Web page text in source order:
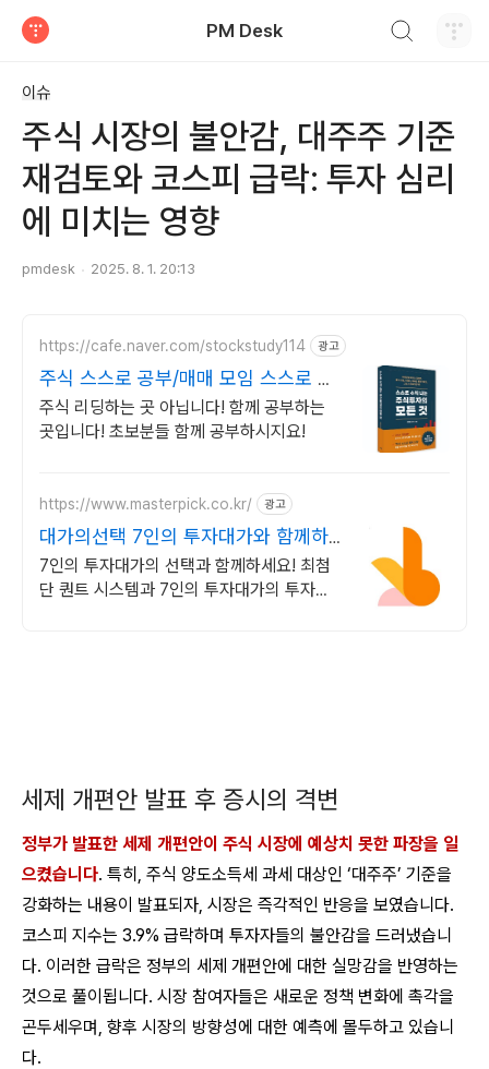
PM Desk
이슈
주식 시장의 불안감, 대주주 기준
재검토와 코스피 급락: 투자 심리
에 미치는 영향
pmdesk 2025. 8. 1. 20:13
https://cafe.naver.com/stockstudy114 광고
주식 스스로 공부/매매 모임 스스로 공
부법을 배웁니다 !
주식 리딩하는 곳 아닙니다! 함께 공부하는
곳입니다! 초보분들 함께 공부하시지요!
https://www.masterpick.co.kr/ 광고
대가의선택 7인의 투자대가와 함께하
세요
7인의 투자대가의 선택과 함께하세요! 최첨
단 퀀트 시스템과 7인의 투자대가의 투자공
세제 개편안 발표 후 증시의 격변
정부가 발표한 세제 개편안이 주식 시장에 예상치 못한 파장을 일
으켰습니다. 특히, 주식 양도소득세 과세 대상인 ‘대주주’ 기준을
강화하는 내용이 발표되자, 시장은 즉각적인 반응을 보였습니다.
코스피 지수는 3.9% 급락하며 투자자들의 불안감을 드러냈습니
다. 이러한 급락은 정부의 세제 개편안에 대한 실망감을 반영하는
것으로 풀이됩니다. 시장 참여자들은 새로운 정책 변화에 촉각을
곤두세우며, 향후 시장의 방향성에 대한 예측에 몰두하고 있습니
다.